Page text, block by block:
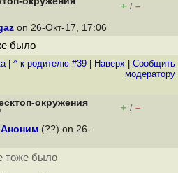
+ / –
on 26-Окт-17, 17:06
было
| ^ к родителю #39 Наверх
Cообщить
модератору
окружения
+ / –
Аноним (??) on 26-
тоже было